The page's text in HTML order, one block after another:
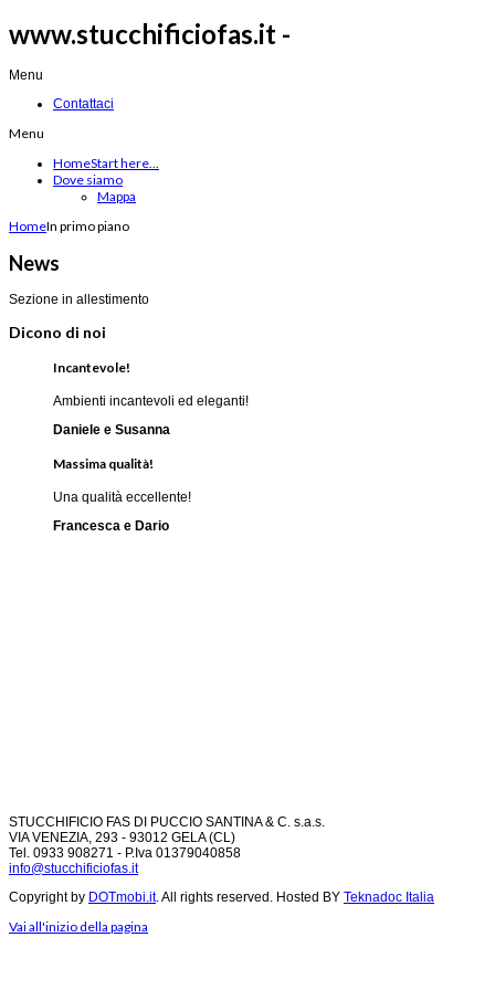
www.stucchificiofas.it -
Menu
Contattaci
Menu
HomeStart here...
Dove siamo
Mappa
HomeIn primo piano
News
Sezione in allestimento
Dicono di noi
Incantevole!
Ambienti incantevoli ed eleganti!
Daniele e Susanna
Massima qualità!
Una qualità eccellente!
Francesca e Dario
STUCCHIFICIO FAS DI PUCCIO SANTINA & C. s.a.s.
VIA VENEZIA, 293 - 93012 GELA (CL)
Tel. 0933 908271 - P.Iva 01379040858
info@stucchificiofas.it
Copyright by DOTmobi.it. All rights reserved. Hosted BY Teknadoc Italia
Vai all'inizio della pagina